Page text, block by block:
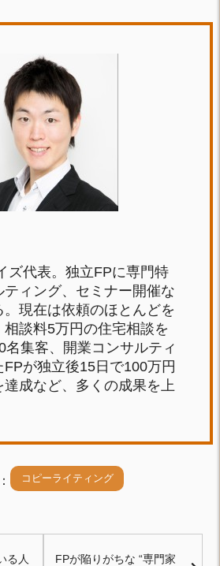
ズ代表。独立FPに専門特
ィング、セミナー開催な
。現在は依頼のほとんどを
談料5万円の住宅相談を
名集客、開業コンサルティ
FPが独立後15日で100万円
達成など、多くの成果を上
コピーライティング
る人
FPが陥りがちな “専門家